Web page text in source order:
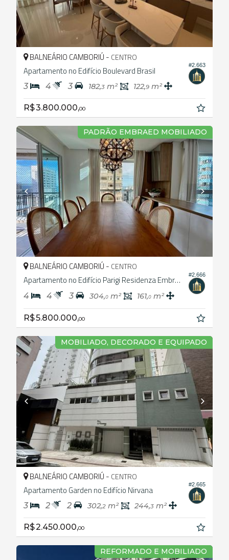
#2.663
BALNEÁRIO CAMBORIÚ - CENTRO
Apartamento no Edifício Boulevard Brasil
3 4 3 182,3 m² 122,9 m²
R$ 3.800.000,00
PADRÃO EMBRAED MOBILIADO
#2.666
BALNEÁRIO CAMBORIÚ - CENTRO
Apartamento no Edifício Parigi Residenza Embraed
4 4 3 304,0 m² 161,0 m²
R$ 5.800.000,00
MOBILIADO, DECORADO E EQUIPADO
#2.665
BALNEÁRIO CAMBORIÚ - CENTRO
Apartamento Garden no Edifício Nirvana
3 2 2 302,2 m² 244,3 m²
R$ 2.450.000,00
REFORMADO E MOBILIADO